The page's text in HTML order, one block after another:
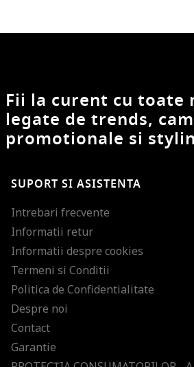
Fii la curent cu toate
legate de trends,
promotionale si
SUPORT SI ASISTENTA
Intrebari frecvente
Informatii retur
Informatii despre cookies
Termeni si Conditii
Politica de Confidentialitate
Despre noi
Contact
Garantie